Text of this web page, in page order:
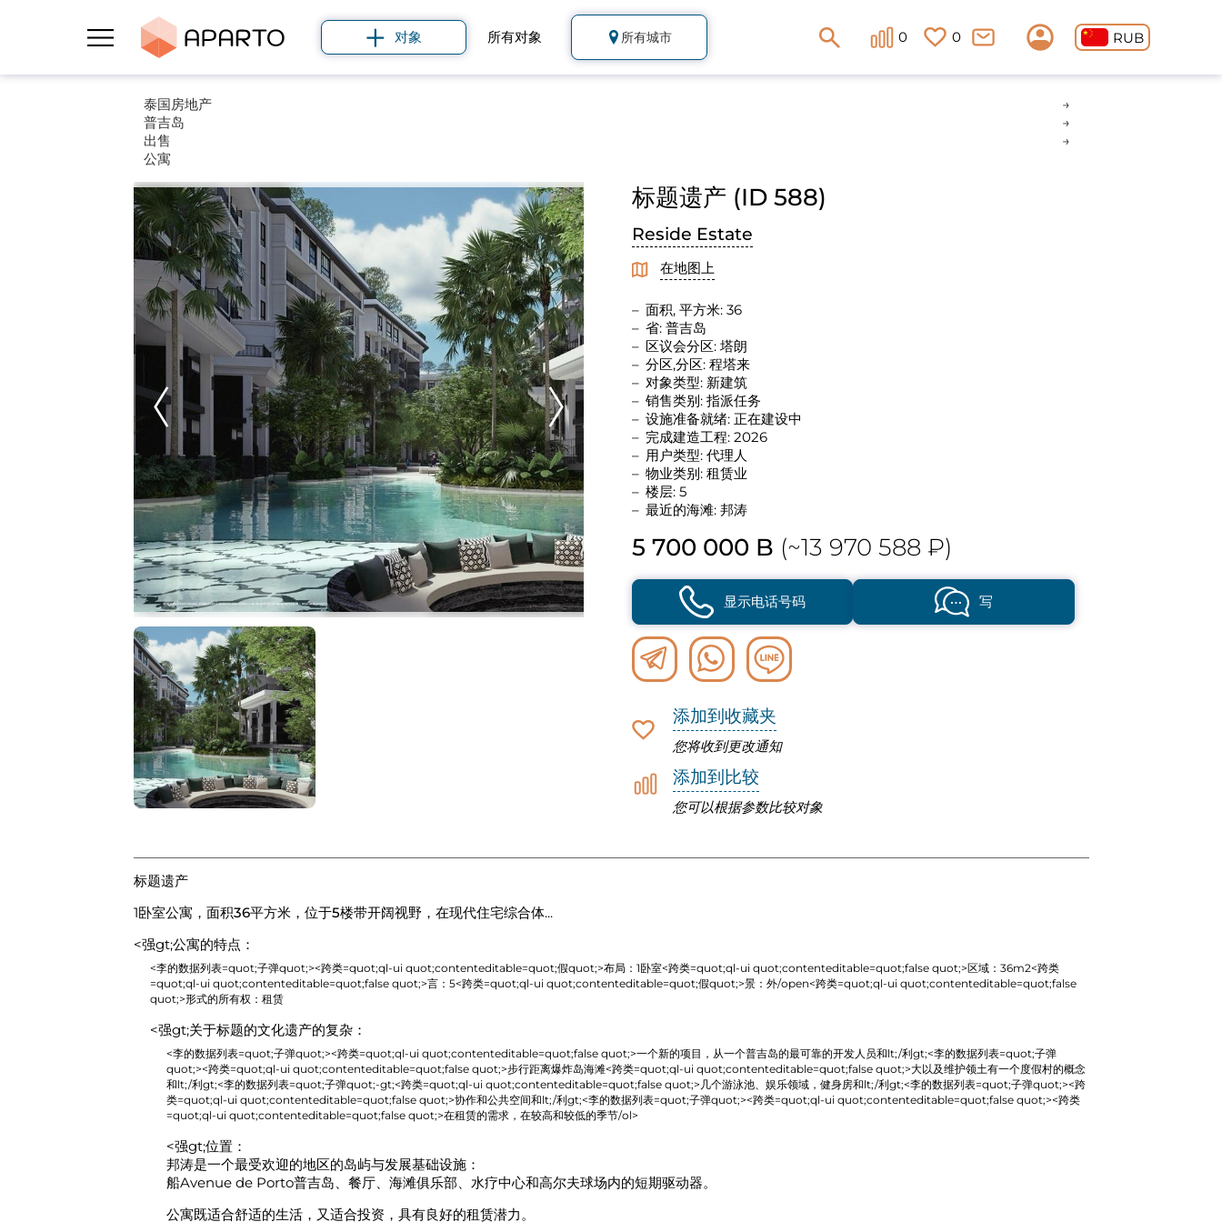
对象 所有对象 所有城市 0 0 RUB
泰国房地产
普吉岛
出售
公寓
标题遗产 (ID 588)
Reside Estate
在地图上
面积, 平方米: 36
省: 普吉岛
区议会分区: 塔朗
分区,分区: 程塔来
对象类型: 新建筑
销售类别: 指派任务
设施准备就绪: 正在建设中
完成建造工程: 2026
用户类型: 代理人
物业类别: 租赁业
楼层: 5
最近的海滩: 邦涛
5 700 000 B (~13 970 588 ₽)
显示电话号码 写
添加到收藏夹
您将收到更改通知
添加到比较
您可以根据参数比较对象
标题遗产
1卧室公寓，面积36平方米，位于5楼带开阔视野，在现代住宅综合体...
<强gt;公寓的特点：
<李的数据列表=quot;子弹quot;><跨类=quot;ql-ui quot;contenteditable=quot;假quot;>布局：1卧室<跨类=quot;ql-ui quot;contenteditable=quot;false quot;>区域：36m2<跨类
=quot;ql-ui quot;contenteditable=quot;false quot;>言：5<跨类=quot;ql-ui quot;contenteditable=quot;假quot;>景：外/open<跨类=quot;ql-ui quot;contenteditable=quot;false
quot;>形式的所有权：租赁
<强gt;关于标题的文化遗产的复杂：
<李的数据列表=quot;子弹quot;><跨类=quot;ql-ui quot;contenteditable=quot;false quot;>一个新的项目，从一个普吉岛的最可靠的开发人员和lt;/利gt;<李的数据列表=quot;子弹
quot;><跨类=quot;ql-ui quot;contenteditable=quot;false quot;>步行距离爆炸岛海滩<跨类=quot;ql-ui quot;contenteditable=quot;false quot;>大以及维护领土有一个度假村的概念
和lt;/利gt;<李的数据列表=quot;子弹quot;-gt;<跨类=quot;ql-ui quot;contenteditable=quot;false quot;> 几个游泳池、娱乐领域，健身房和lt;/利gt;<李的数据列表=quot;子弹quot;><跨
类=quot;ql-ui quot;contenteditable=quot;false quot;>协作和公共空间和lt;/利gt;<李的数据列表=quot;子弹quot;><跨类=quot;ql-ui quot;contenteditable=quot;false quot;><跨类
=quot;ql-ui quot;contenteditable=quot;false quot;>在租赁的需求，在较高和较低的季节/ol>
<强gt;位置：
邦涛是一个最受欢迎的地区的岛屿与发展基础设施：
船Avenue de Porto普吉岛、餐厅、海滩俱乐部、水疗中心和高尔夫球场内的短期驱动器。
公寓既适合舒适的生活，又适合投资，具有良好的租赁潜力。